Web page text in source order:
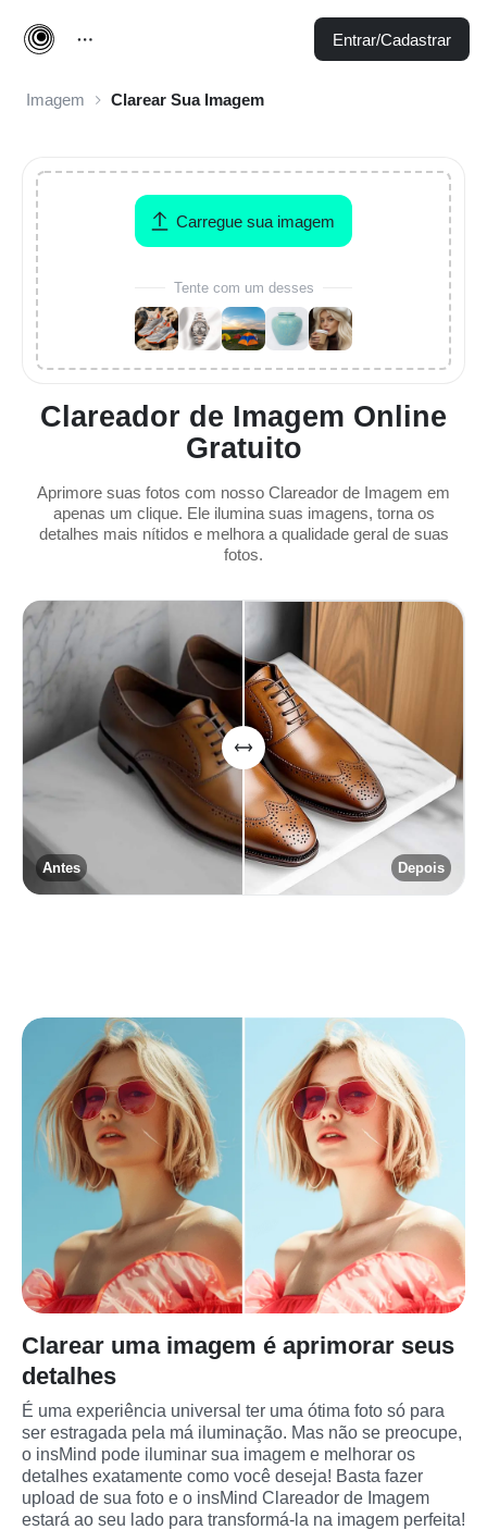
Entrar/Cadastrar
Imagem Clarear Sua Imagem
Clareador de Imagem Online
Gratuito
Aprimore suas fotos com nosso Clareador de Imagem em
apenas um clique. Ele ilumina suas imagens, torna os
detalhes mais nítidos e melhora a qualidade geral de suas
fotos.
Depois
Antes
Carregue sua imagem
Tente com um desses
Clarear uma imagem é aprimorar seus
detalhes
É uma experiência universal ter uma ótima foto só para
ser estragada pela má iluminação. Mas não se preocupe,
o insMind pode iluminar sua imagem e melhorar os
detalhes exatamente como você deseja! Basta fazer
upload de sua foto e o insMind Clareador de Imagem
estará ao seu lado para transformá-la na imagem perfeita!